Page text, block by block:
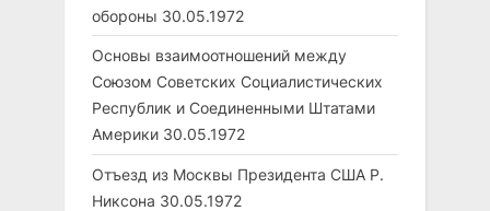
обороны 30.05.1972
Основы взаимоотношений между
Союзом Советских Социалистических
Республик и Соединенными Штатами
Америки 30.05.1972
Отъезд из Москвы Президента США Р.
Никсона 30.05.1972